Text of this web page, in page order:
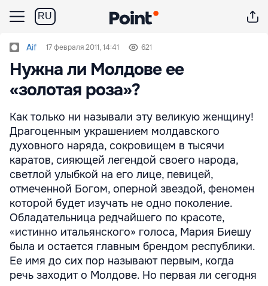
RU
Aif 17 февраля 2011, 14:41 621
Нужна ли Молдове ее
«золотая роза»?
Как только ни называли эту великую женщину!
Драгоценным украшением молдавского
духовного наряда, сокровищем в тысячи
каратов, сияющей легендой своего народа,
светлой улыбкой на его лице, певицей,
отмеченной Богом, оперной звездой, феномен
которой будет изучать не одно поколение.
Обладательница редчайшего по красоте,
«истинно итальянского» голоса, Мария Биешу
была и остается главным брендом республики.
Ее имя до сих пор называют первым, когда
речь заходит о Молдове. Но первая ли сегодня